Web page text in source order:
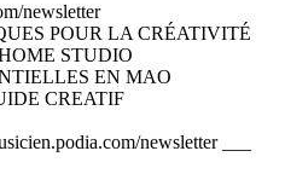
newsletter
POUR LA CRÉATIVITÉ
STUDIO
EN MAO
CREATIF
newsletter ___